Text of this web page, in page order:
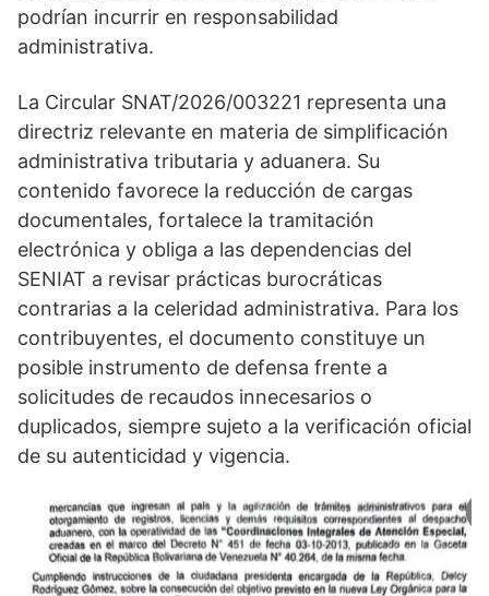
podrían incurrir en responsabilidad
administrativa.
La Circular SNAT/2026/003221 representa una
directriz relevante en materia de simplificación
administrativa tributaria y aduanera. Su
contenido favorece la reducción de cargas
documentales, fortalece la tramitación
electrónica y obliga a las dependencias del
SENIAT a revisar prácticas burocráticas
contrarias a la celeridad administrativa. Para los
contribuyentes, el documento constituye un
posible instrumento de defensa frente a
solicitudes de recaudos innecesarios o
duplicados, siempre sujeto a la verificación oficial
de su autenticidad y vigencia.